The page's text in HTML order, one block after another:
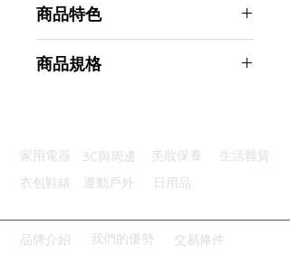
商品特色
貼心設計：硬質金屬掛勾好便利
商品規格
主要材質：塑料
商品尺寸：10*6*6cm
產地名稱：中國大陸
代理商：亞桓有限公司
家用電器 3C與周邊 美妝保養
生活雜貨
衣包鞋錶
運動戶外 日用品
品牌介紹 我們的優勢 交易條件